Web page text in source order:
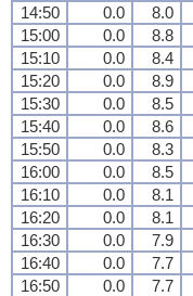
14:50 0.0 8.0
15:00
0.0 8.8
15:10
0.0 8.4
15:20
0.0 8.9
15:30
0.0 8.5
15:40
0.0 8.6
15:50
0.0 8.3
16:00
0.0 8.5
16:10
0.0 8.1
16:20
0.0 8.1
16:30
0.0 7.9
16:40
0.0 7.7
16:50
0.0 7.7